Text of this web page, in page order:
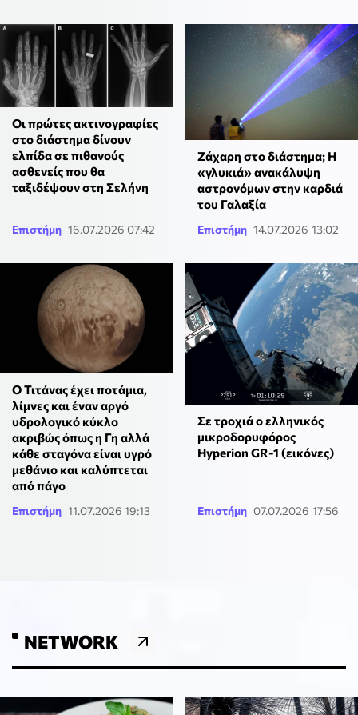
Οι πρώτες ακτινογραφίες
στο διάστημα δίνουν
ελπίδα σε πιθανούς
ασθενείς που θα
ταξιδέψουν στη Σελήνη
Επιστήμη 16.07.2026 07:42
Ζάχαρη στο διάστημα; Η
«γλυκιά» ανακάλυψη
αστρονόμων στην καρδιά
του Γαλαξία
Επιστήμη 14.07.2026 13:02
Ο Τιτάνας έχει ποτάμια,
λίμνες και έναν αργό
υδρολογικό κύκλο
ακριβώς όπως η Γη αλλά
κάθε σταγόνα είναι υγρό
μεθάνιο και καλύπτεται
από πάγο
Επιστήμη 11.07.2026 19:13
Σε τροχιά ο ελληνικός
μικροδορυφόρος
Hyperion GR-1 (εικόνες)
Επιστήμη 07.07.2026 17:56
NETWORK